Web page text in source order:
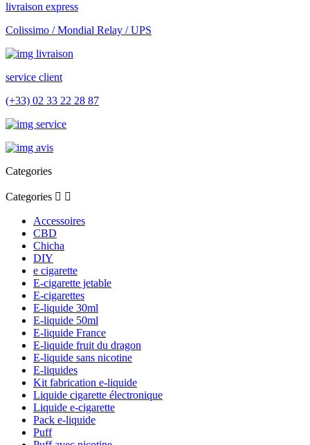
livraison express
Colissimo / Mondial Relay / UPS
service client
(+33) 02 33 22 28 87
Categories
Categories  
Accessoires
CBD
Chicha
DIY
e cigarette
E-cigarette jetable
E-cigarettes
E-liquide 30ml
E-liquide 50ml
E-liquide France
E-liquide fruit du dragon
E-liquide sans nicotine
E-liquides
Kit fabrication e-liquide
Liquide cigarette électronique
Liquide e-cigarette
Pack e-liquide
Puff